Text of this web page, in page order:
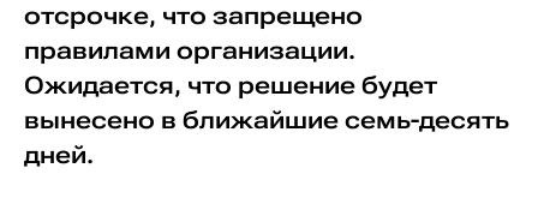
отсрочке, что запрещено
правилами организации.
Ожидается, что решение будет
вынесено в ближайшие семь-десять
дней.